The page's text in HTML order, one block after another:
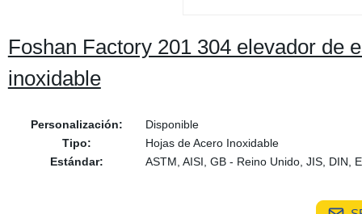
Foshan Factory 201 304 elevador de
inoxidable
Personalización:
Disponible
Tipo:
Hojas de Acero Inoxidable
Estándar:
ASTM, AISI, GB - Reino Unido, JIS, DIN,